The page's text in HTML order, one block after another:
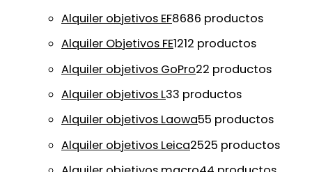
Alquiler objetivos EF8686 productos
Alquiler Objetivos FE1212 productos
Alquiler objetivos GoPro22 productos
Alquiler objetivos L33 productos
Alquiler objetivos Laowa55 productos
Alquiler objetivos Leica2525 productos